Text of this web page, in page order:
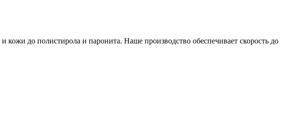
до полистирола и паронита. Наше производство обеспечивает скорость до